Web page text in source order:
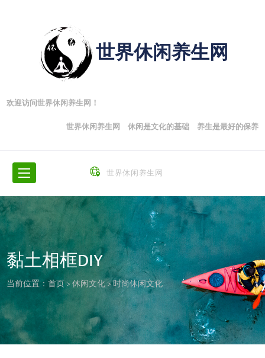
世界休闲养生网
欢迎访问世界休闲养生网！
世界休闲养生网 休闲是文化的基础 养生是最好的保养
世界休闲养生网
黏土相框DIY
当前位置：首页>休闲文化>时尚休闲文化